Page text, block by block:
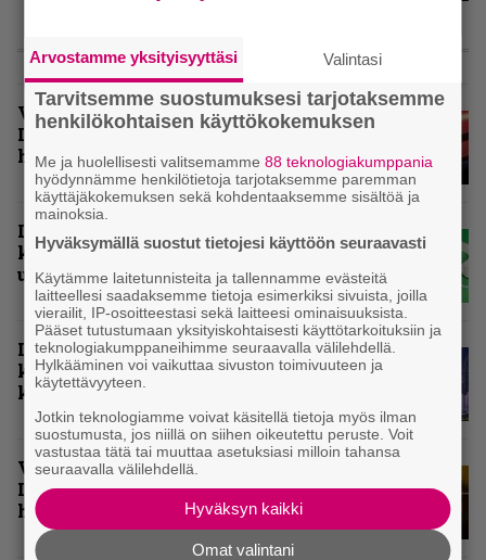
KOLUMNIT
Vuoden 2025 raskaimmat –
Infernon toimituskunnan
henkilökohtaiset suosikit
Inferno valikoi vuoden 2025
kovimmat levyt – tässä
ulkomaisten kärkikymmenikkö
Inferno valitsi vuoden 2025
kovimmat levyt – tässä kotimaan
kärkikymmenikkö
Vuoden 2024 raskaimmat – tässä
Infernon toimituskunnan
henkilökohtaiset kärkiviisikot
Arvostamme yksityisyyttäsi Valintasi
Tarvitsemme suostumuksesi tarjotaksemme
henkilökohtaisen käyttökokemuksen
Me ja huolellisesti valitsemamme88 teknologiakumppania
hyödynnämme henkilötietoja tarjotaksemme paremman
käyttäjäkokemuksen sekä kohdentaaksemme sisältöä ja
mainoksia.
Hyväksymällä suostut tietojesi käyttöön seuraavasti
Käytämme laitetunnisteita ja tallennamme evästeitä
laitteellesi saadaksemme tietoja esimerkiksi sivuista, joilla
vierailit, IP-osoitteestasi sekä laitteesi ominaisuuksista.
Pääset tutustumaan yksityiskohtaisesti käyttötarkoituksiin ja
teknologiakumppaneihimme seuraavalla välilehdellä.
Hylkääminen voi vaikuttaa sivuston toimivuuteen ja
käytettävyyteen.
Jotkin teknologiamme voivat käsitellä tietoja myös ilman
suostumusta, jos niillä on siihen oikeutettu peruste. Voit
vastustaa tätä tai muuttaa asetuksiasi milloin tahansa
seuraavalla välilehdellä.
Hyväksyn kaikki
Omat valintani